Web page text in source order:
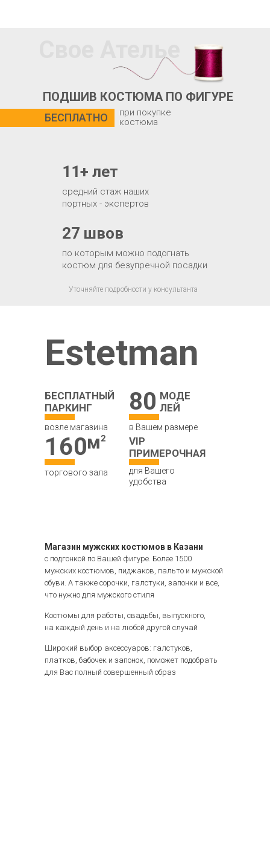
Свое Ателье
ПОДШИВ КОСТЮМА ПО ФИГУРЕ
БЕСПЛАТНО
по которым можно подогнать
костюм для безупречной посадки
27 швов
средний стаж наших
портных - экспертов
11+ лет
при покупке
костюма
Уточняйте подробности у консультанта
с подгонкой по Вашей фигуре. Более 1500
мужских костюмов, пиджаков, пальто и мужской
обуви. А также сорочки, галстуки, запонки и все,
что нужно для мужского стиля
Костюмы для работы, свадьбы, выпускного,
на каждый день и на любой другой случай
Широкий выбор аксессуаров: галстуков,
платков, бабочек и запонок, поможет подобрать
для Вас полный совершенный образ
Estetman
БЕСПЛАТНЫЙ
ПАРКИНГ
возле магазина
80 МОДЕ
ЛЕЙ
в Вашем размере
160
торгового зала
VIP
ПРИМЕРОЧНАЯ
для Вашего
удобства
Магазин мужских костюмов в Казани